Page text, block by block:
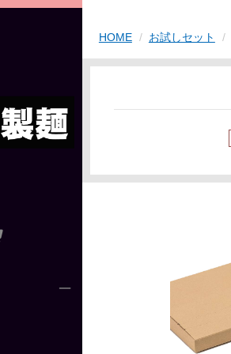
HOME お試しセット